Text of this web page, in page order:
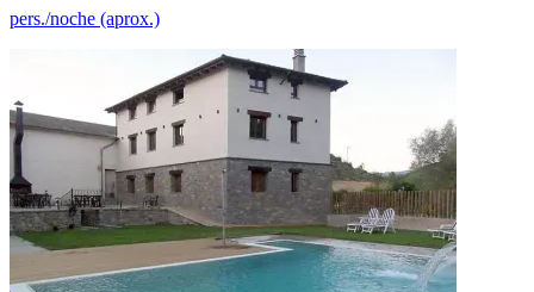
pers./noche (aprox.)